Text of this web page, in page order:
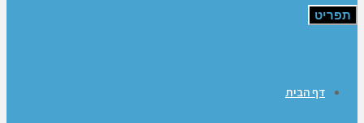
תפריט
דף הבית